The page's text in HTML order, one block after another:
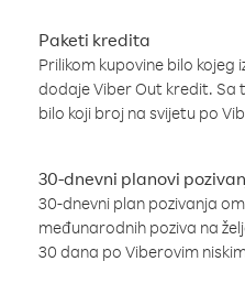
Paketi kredita
Prilikom kupovine bilo kojeg
dodaje Viber Out kredit.
bilo koji broj na svijetu po
30-dnevni planovi
30-dnevni plan pozivanja
međunarodnih poziva na
30 dana po Viberovim